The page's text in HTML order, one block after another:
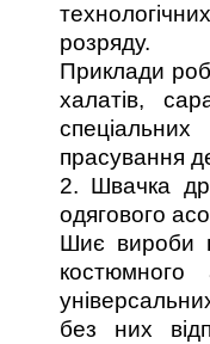
розряду.
Приклади
халатів,
прасування
2. Швачка
одягового
Шиє вироби
без них